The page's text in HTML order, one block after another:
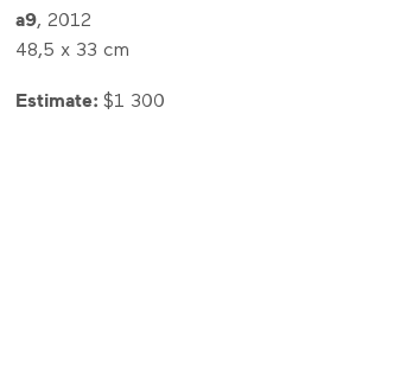
a9, 2012
48,5 x 33 cm
Estimate:$1 300